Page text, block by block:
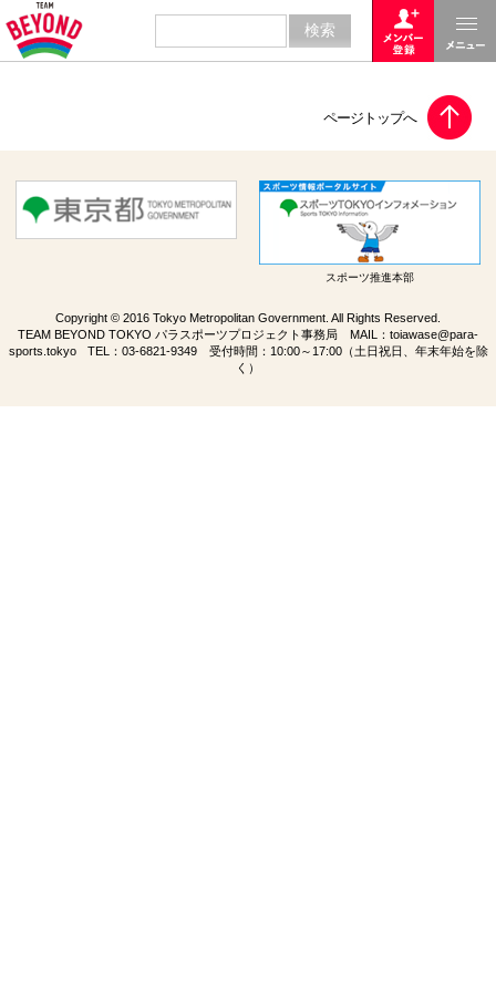
スポーツ推進本部
Copyright © 2016 Tokyo Metropolitan Government. All Rights Reserved.
TEAM BEYOND TOKYO パラスポーツプロジェクト事務局 MAIL： toiawase@para-
sports.tokyoTEL： 03-6821-9349受付時間：10:00～17:00（土日祝日、年末年始を除
く）